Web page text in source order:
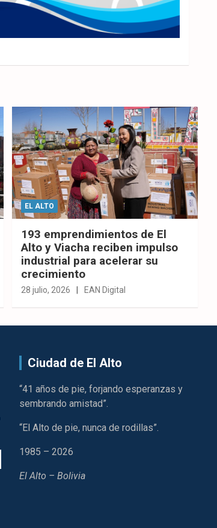
EL ALTO
193 emprendimientos de El
Alto y Viacha reciben impulso
industrial para acelerar su
crecimiento
28 julio, 2026 EAN Digital
Ciudad de El Alto
“41 años de pie, forjando esperanzas y
sembrando amistad”.
“El Alto de pie, nunca de rodillas”.
1985 – 2026
El Alto – Bolivia